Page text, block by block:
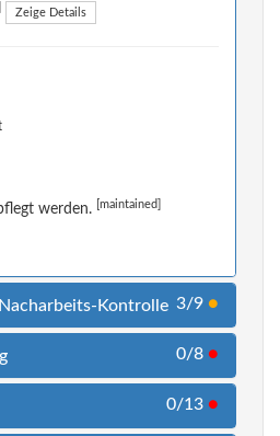
Zeige Details
werden. [maintained]
Kontrolle 3/9 ●
0/8 ●
0/13 ●